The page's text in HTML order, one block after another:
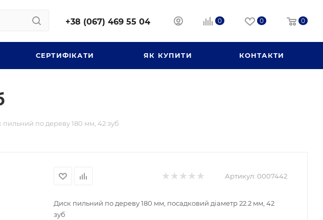
+38 (067) 469 55 04 0 0 0
СЕРТИФІКАТИ ЯК КУПИТИ КОНТАКТИ
пильний по дереву 180 мм, 42 зуб
Артикул: 0007442
Диск пильний по дереву 180 мм, посадковий діаметр 22.2 мм, 42
зуб